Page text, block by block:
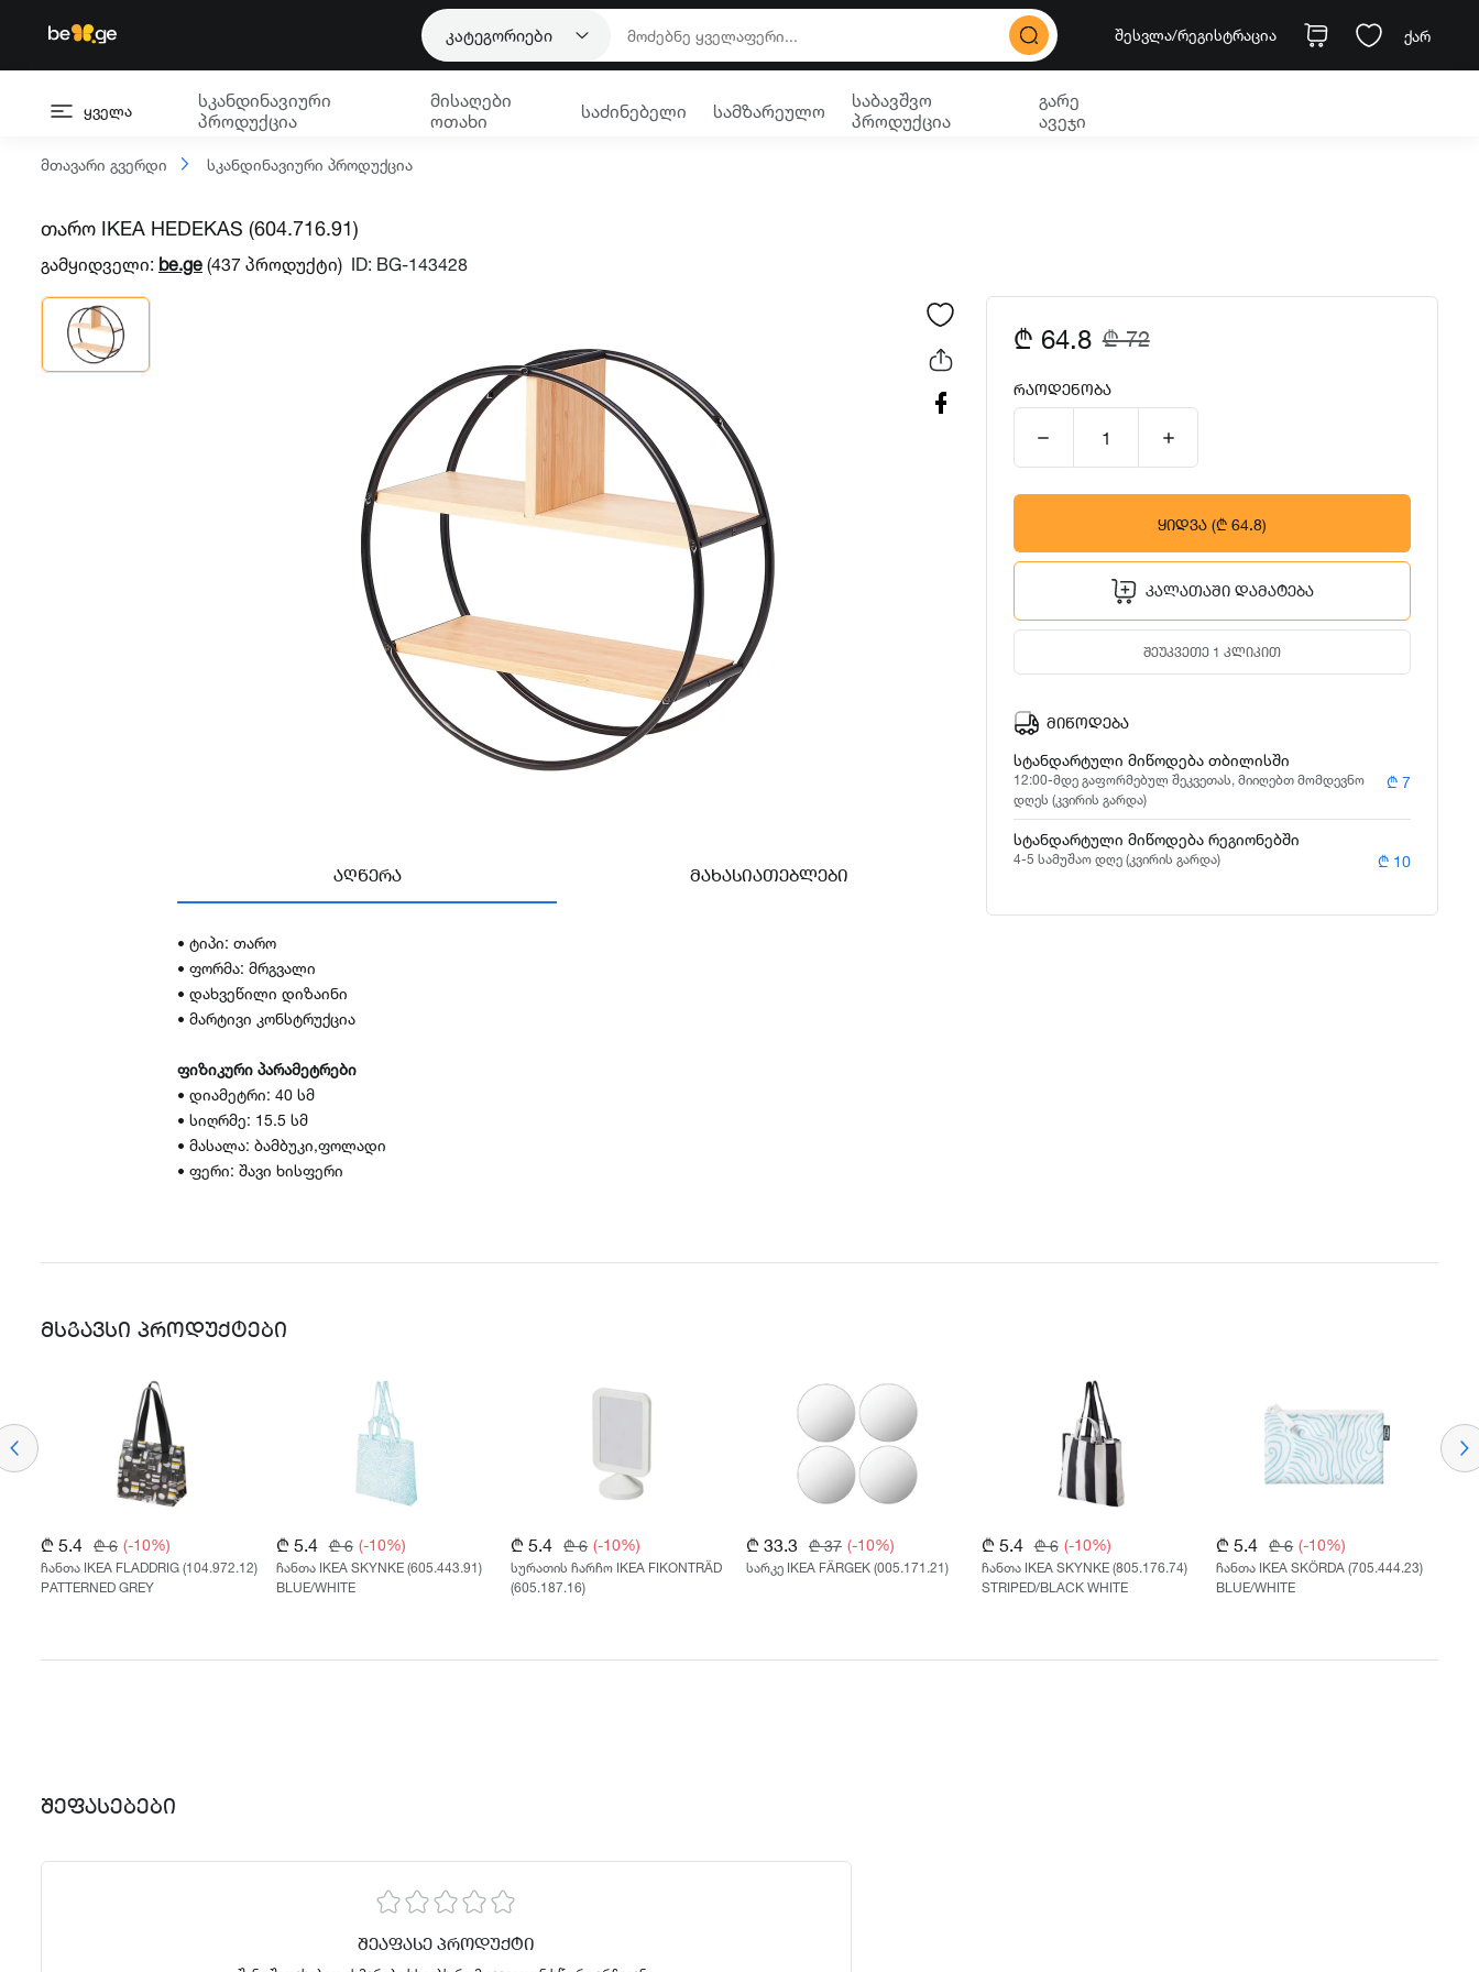
კატეგორიები შესვლა/რეგისტრაცია ქარ
ყველა
სკანდინავიური
პროდუქცია
მისაღები
ოთახი
საძინებელი სამზარეულო
საბავშვო
პროდუქცია
გარე
ავეჯი
მთავარი გვერდი სკანდინავიური პროდუქცია
თარო IKEA HEDEKAS (604.716.91)
გამყიდველი: be.ge (437 პროდუქტი) ID: BG-143428
ᲐᲦᲬᲔᲠᲐ ᲛᲐᲮᲐᲡᲘᲐᲗᲔᲑᲚᲔᲑᲘ
• ტიპი: თარო
• ფორმა: მრგვალი
• დახვეწილი დიზაინი
• მარტივი კონსტრუქცია
ფიზიკური პარამეტრები
• დიამეტრი: 40 სმ
• სიღრმე: 15.5 სმ
• მასალა: ბამბუკი,ფოლადი
• ფერი: შავი ხისფერი
₾ 64.8 ₾ 72
ᲠᲐᲝᲓᲔᲜᲝᲑᲐ
1
ᲧᲘᲓᲕᲐ(₾ 64.8)
ᲙᲐᲚᲐᲗᲐᲨᲘ ᲓᲐᲛᲐᲢᲔᲑᲐ
ᲨᲔᲣᲙᲕᲔᲗᲔ 1 ᲙᲚᲘᲙᲘᲗ
ᲛᲘᲬᲝᲓᲔᲑᲐ
სტანდარტული მიწოდება თბილისში
12:00-მდე გაფორმებულ შეკვეთას, მიიღებთ მომდევნო
დღეს (კვირის გარდა)
₾ 7
სტანდარტული მიწოდება რეგიონებში
4-5 სამუშაო დღე (კვირის გარდა) ₾ 10
ᲛᲡᲒᲐᲕᲡᲘ ᲞᲠᲝᲓᲣᲥᲢᲔᲑᲘ
₾ 5.4 ₾ 6 (-10%)
ჩანთა IKEA FLADDRIG (104.972.12)
PATTERNED GREY
₾ 5.4 ₾ 6 (-10%)
ჩანთა IKEA SKYNKE (605.443.91)
BLUE/WHITE
₾ 5.4 ₾ 6 (-10%)
სურათის ჩარჩო IKEA FIKONTRÄD
(605.187.16)
₾ 33.3 ₾ 37 (-10%)
სარკე IKEA FÄRGEK (005.171.21)
₾ 5.4 ₾ 6 (-10%)
ჩანთა IKEA SKYNKE (805.176.74)
STRIPED/BLACK WHITE
₾ 5.4 ₾ 6 (-10%)
ჩანთა IKEA SKÖRDA (705.444.23)
BLUE/WHITE
ᲨᲔᲤᲐᲡᲔᲑᲔᲑᲘ
ᲨᲔᲐᲤᲐᲡᲔ ᲞᲠᲝᲓᲣᲥᲢᲘ